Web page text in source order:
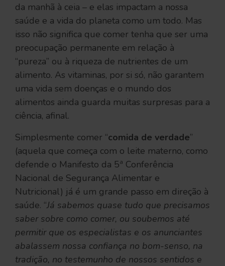
da manhã à ceia – e elas impactam a nossa
saúde e a vida do planeta como um todo. Mas
isso não significa que comer tenha que ser uma
preocupação permanente em relação à
“pureza” ou à riqueza de nutrientes de um
alimento. As vitaminas, por si só, não garantem
uma vida sem doenças e o mundo dos
alimentos ainda guarda muitas surpresas para a
ciência, afinal.
Simplesmente comer “comida de verdade”
(aquela que começa com o leite materno, como
defende o Manifesto da 5ª Conferência
Nacional de Segurança Alimentar e
Nutricional) já é um grande passo em direção à
saúde. “Já sabemos quase tudo que precisamos
saber sobre como comer, ou soubemos até
permitir que os especialistas e os anunciantes
abalassem nossa confiança no bom-senso, na
tradição, no testemunho de nossos sentidos e